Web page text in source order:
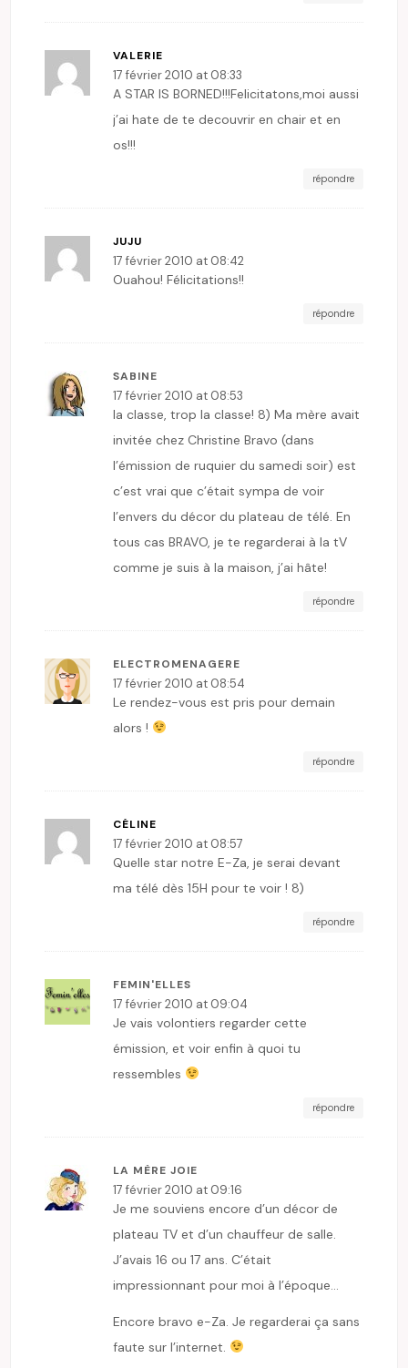
VALERIE
17 février 2010 at 08:33
A STAR IS BORNED!!!Felicitatons,moi aussi
j’ai hate de te decouvrir en chair et en
os!!!
répondre
JUJU
17 février 2010 at 08:42
Ouahou! Félicitations!!
répondre
SABINE
17 février 2010 at 08:53
la classe, trop la classe! 8) Ma mère avait
invitée chez Christine Bravo (dans
l’émission de ruquier du samedi soir) est
c’est vrai que c’était sympa de voir
l’envers du décor du plateau de télé. En
tous cas BRAVO, je te regarderai à la tV
comme je suis à la maison, j’ai hâte!
répondre
ELECTROMENAGERE
17 février 2010 at 08:54
Le rendez-vous est pris pour demain
alors !
répondre
CÉLINE
17 février 2010 at 08:57
Quelle star notre E-Za, je serai devant
ma télé dès 15H pour te voir ! 8)
répondre
FEMIN'ELLES
17 février 2010 at 09:04
Je vais volontiers regarder cette
émission, et voir enfin à quoi tu
ressembles
répondre
LA MÈRE JOIE
17 février 2010 at 09:16
Je me souviens encore d’un décor de
plateau TV et d’un chauffeur de salle.
J’avais 16 ou 17 ans. C’était
impressionnant pour moi à l’époque…
Encore bravo e-Za. Je regarderai ça sans
faute sur l’internet.